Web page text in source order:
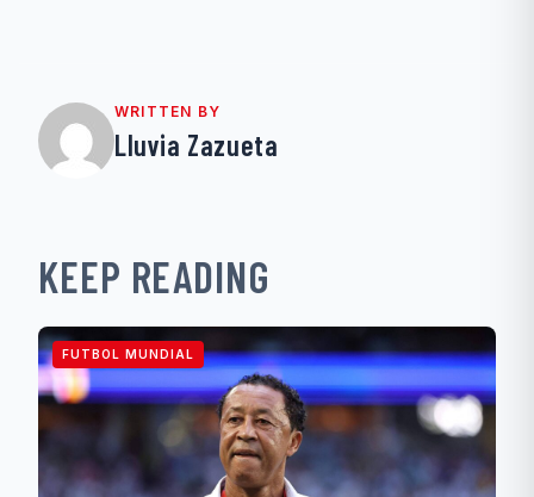
WRITTEN BY
Lluvia Zazueta
KEEP READING
FUTBOL MUNDIAL